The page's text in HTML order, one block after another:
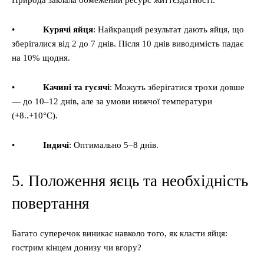
• Курячі яйця: Найкращий результат дають яйця, що
зберігалися від 2 до 7 днів. Після 10 днів виводимість падає
на 10% щодня.
• Качині та гусячі: Можуть зберігатися трохи довше
— до 10–12 днів, але за умови нижчої температури
(+8..+10°C).
• Індичі: Оптимально 5–8 днів.
5. Положення яєць та необхідність
повертання
Багато суперечок виникає навколо того, як класти яйця:
гострим кінцем донизу чи вгору?